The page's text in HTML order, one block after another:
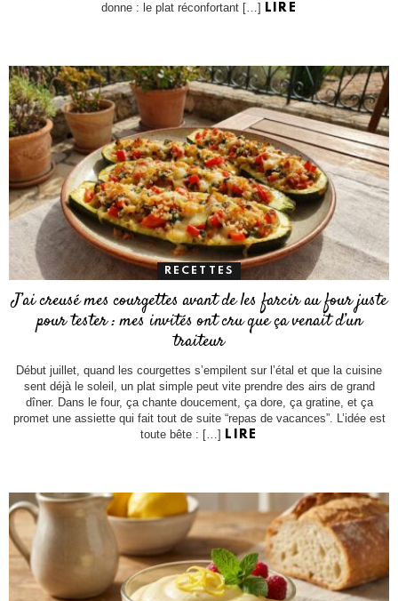
donne : le plat réconfortant […]
LIRE
RECETTES
J’ai creusé mes courgettes avant de les farcir au four juste
pour tester : mes invités ont cru que ça venait d’un
traiteur
Début juillet, quand les courgettes s’empilent sur l’étal et que la cuisine
sent déjà le soleil, un plat simple peut vite prendre des airs de grand
dîner. Dans le four, ça chante doucement, ça dore, ça gratine, et ça
promet une assiette qui fait tout de suite “repas de vacances”. L’idée est
toute bête : […]
LIRE